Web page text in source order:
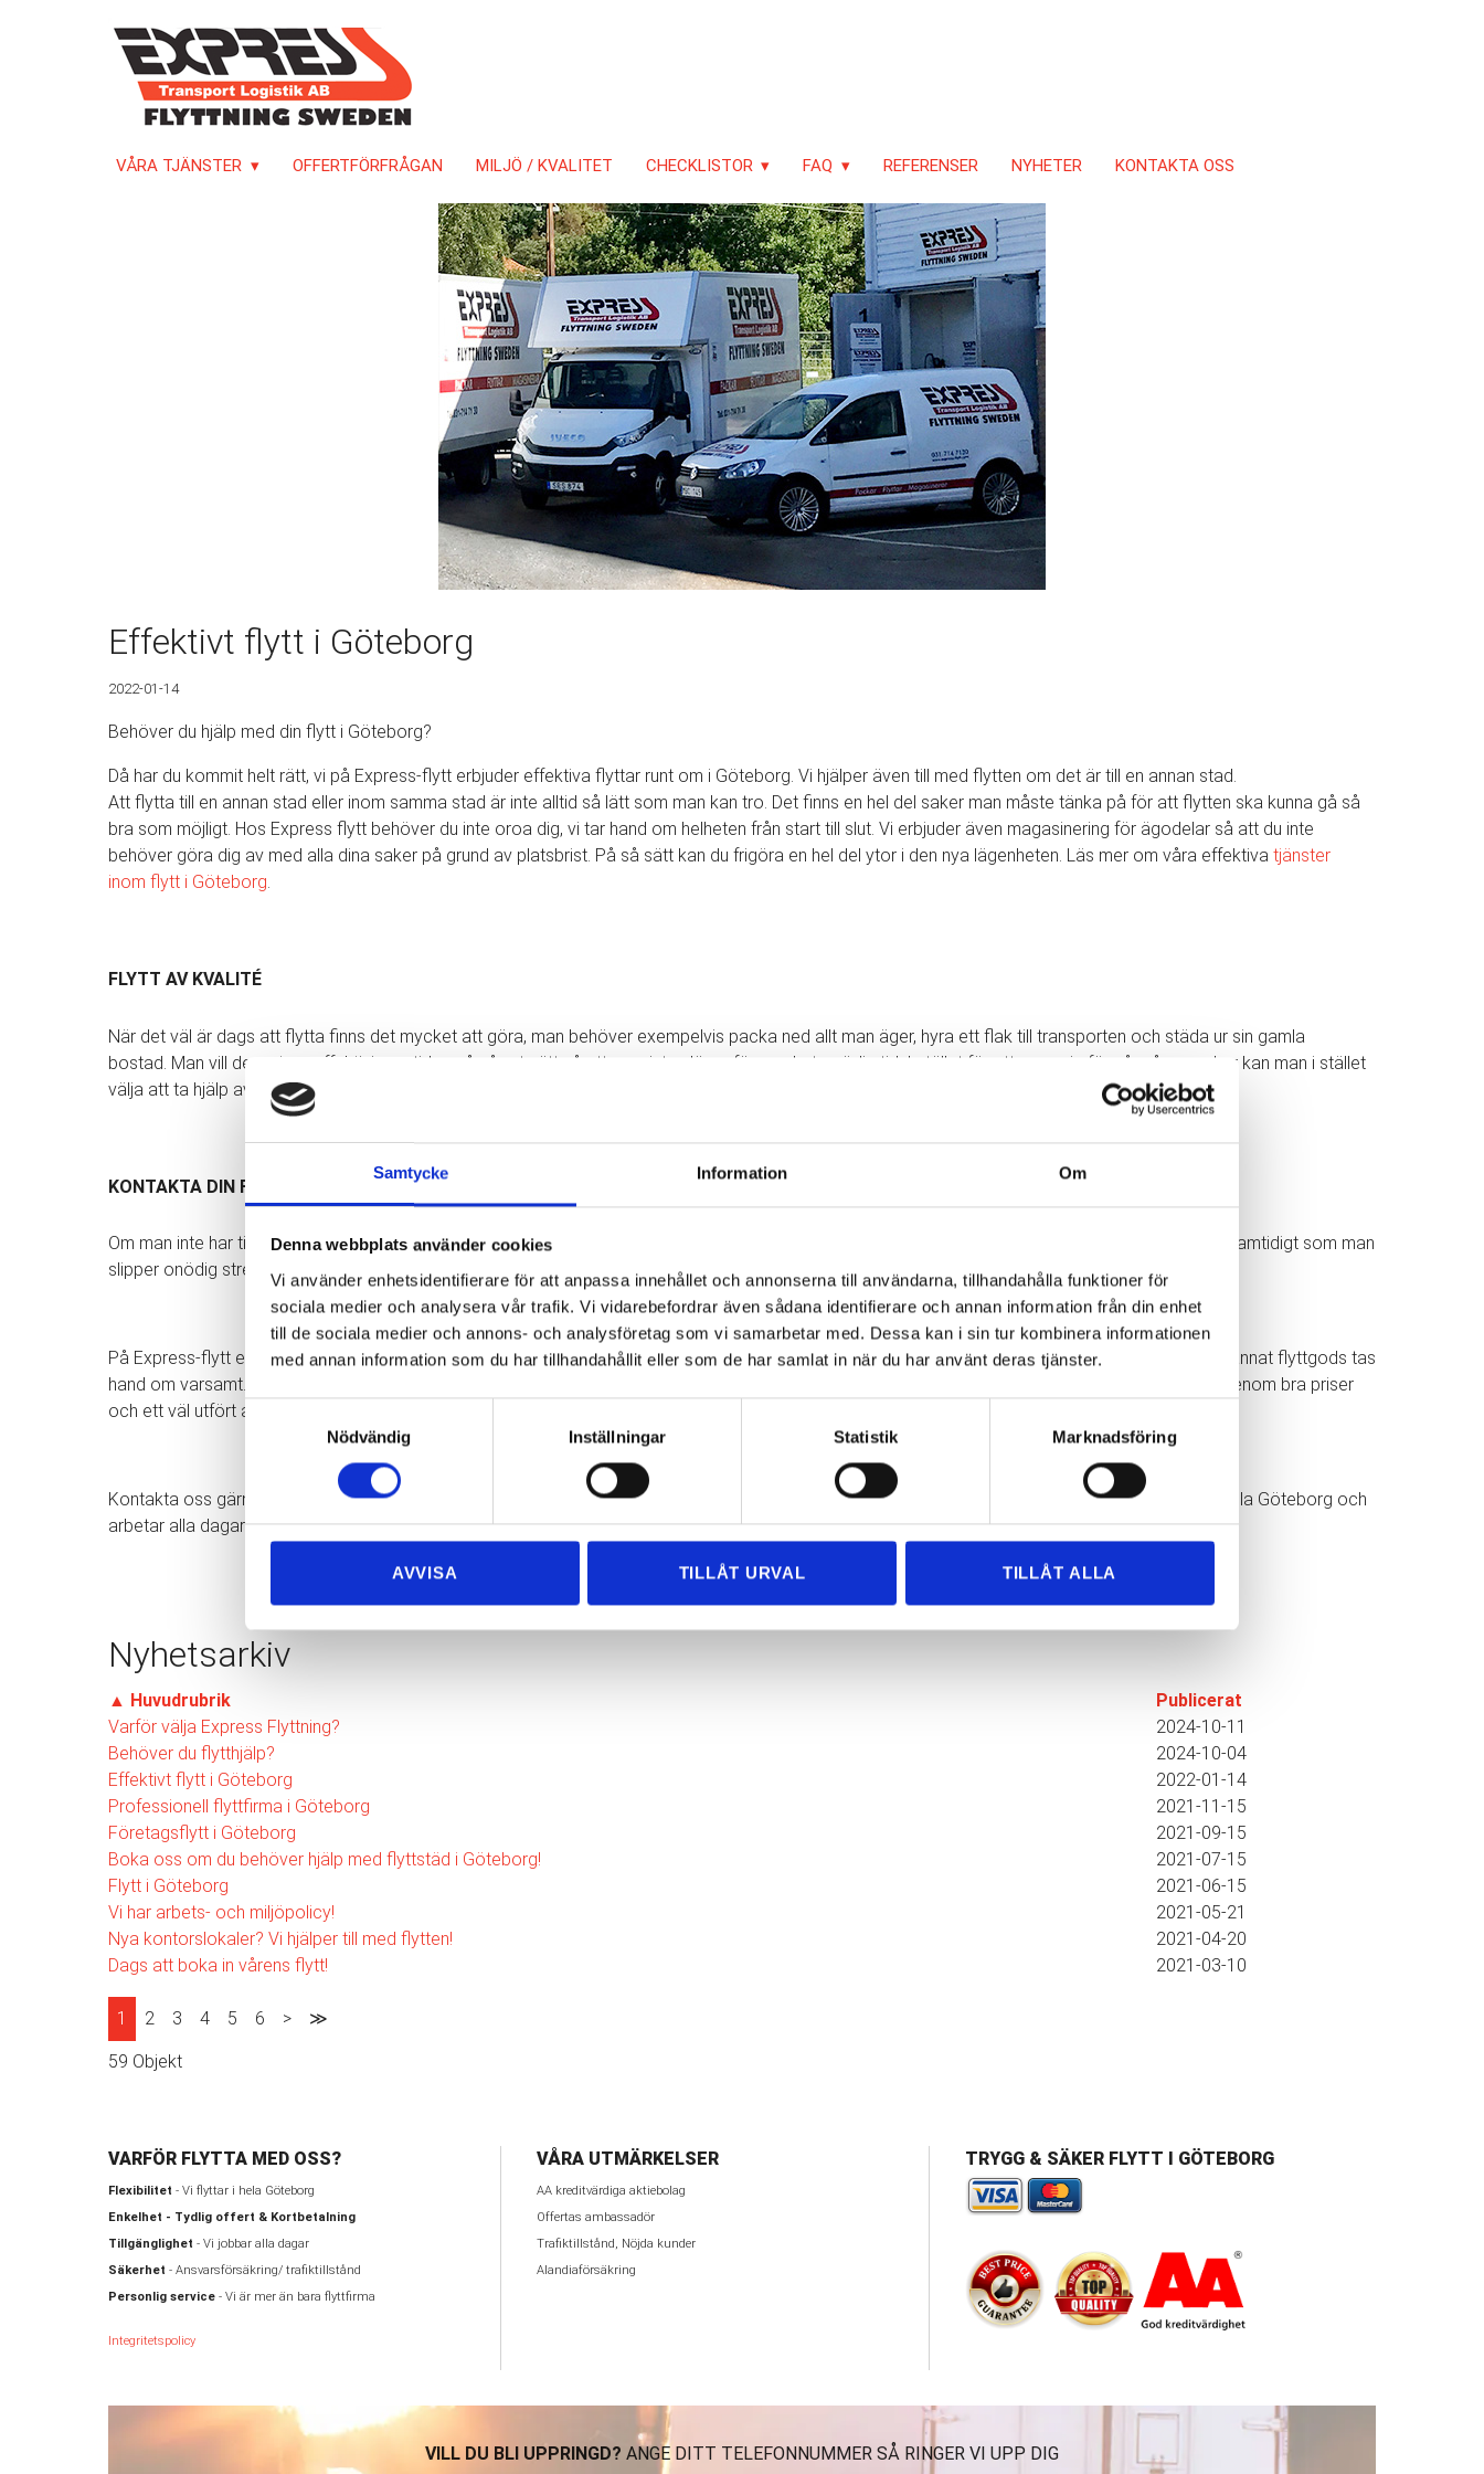
Samtycke Information Om
Denna webbplats använder cookies
Vi använder enhetsidentifierare för att anpassa innehållet och annonserna till användarna, tillhandahålla funktioner för
sociala medier och analysera vår trafik. Vi vidarebefordrar även sådana identifierare och annan information från din enhet
till de sociala medier och annons- och analysföretag som vi samarbetar med. Dessa kan i sin tur kombinera informationen
med annan information som du har tillhandahållit eller som de har samlat in när du har använt deras tjänster.
Samtyckesval
Nödvändig
Inställningar Statistik Marknadsföring
AVVISA TILLÅT URVAL TILLÅT ALLA
VÅRA TJÄNSTER OFFERTFÖRFRÅGAN MILJÖ / KVALITET CHECKLISTOR FAQ REFERENSER NYHETER KONTAKTA OSS
Effektivt flytt i Göteborg
2022-01-14
Behöver du hjälp med din flytt i Göteborg?
Då har du kommit helt rätt, vi på Express-flytt erbjuder effektiva flyttar runt om i Göteborg. Vi hjälper även till med flytten om det är till en annan stad.
Att flytta till en annan stad eller inom samma stad är inte alltid så lätt som man kan tro. Det finns en hel del saker man måste tänka på för att flytten ska kunna gå så
bra som möjligt. Hos Express flytt behöver du inte oroa dig, vi tar hand om helheten från start till slut. Vi erbjuder även magasinering för ägodelar så att du inte
behöver göra dig av med alla dina saker på grund av platsbrist. På så sätt kan du frigöra en hel del ytor i den nya lägenheten. Läs mer om våra effektiva tjänster
inom flytt i Göteborg.
FLYTT AV KVALITÉ
När det väl är dags att flytta finns det mycket att göra, man behöver exempelvis packa ned allt man äger, hyra ett flak till transporten och städa ur sin gamla
bostad. Man vill dessutom effektivisera tiden på något sätt så att man inte slösar för mycket onödig tid. I stället för att oroa sig för så många saker kan man i stället
välja att ta hjälp av professionella flyttarbetare för att sköta hela flytten.
KONTAKTA DIN FLYTTFIRMA I GÖTEBORG
Om man inte har tid att utföra flytten själv så är det mer gynnsamt att ta kontakt med en flyttfirma. Dels för att man får mer tid över till andra saker samtidigt som man
slipper onödig stress som vanligtvis förekommer vid en flytt.
På Express-flytt erbjuder vi även försäkring till alla våra kunder för att de ska kunna känna sig trygga och lugna att alla deras möbler, inredning och annat flyttgods tas
hand om varsamt. Vi på Express-flytt är en flyttfirma i Göteborg som gör det enkelt för dig att flytta. Vårt mål är alltid att sträva mot nöjda kunder genom bra priser
och ett väl utfört arbete.
Kontakta oss gärna om du har några frågor eller funderingar kring din flytt. Vi hjälper dig gärna och ser till att du får ett kostnadsförslag. Vi flyttar i hela Göteborg och
arbetar alla dagar i veckan.
Nyhetsarkiv
▲ Huvudrubrik
Publicerat
Varför välja Express Flyttning?
2024-10-11
Behöver du flytthjälp?
2024-10-04
Effektivt flytt i Göteborg
2022-01-14
Professionell flyttfirma i Göteborg
2021-11-15
Företagsflytt i Göteborg
2021-09-15
Boka oss om du behöver hjälp med flyttstäd i Göteborg!
2021-07-15
Flytt i Göteborg
2021-06-15
Vi har arbets- och miljöpolicy!
2021-05-21
Nya kontorslokaler? Vi hjälper till med flytten!
2021-04-20
Dags att boka in vårens flytt!
2021-03-10
1 2 3 4 5 6 > ≫
59 Objekt
VARFÖR FLYTTA MED OSS?
Flexibilitet - Vi flyttar i hela Göteborg
Enkelhet - Tydlig offert & Kortbetalning
Tillgänglighet - Vi jobbar alla dagar
Säkerhet - Ansvarsförsäkring/ trafiktillstånd
Personlig service- Vi är mer än bara flyttfirma
Integritetspolicy
VÅRA UTMÄRKELSER
AA kreditvärdiga aktiebolag
Offertas ambassadör
Trafiktillstånd, Nöjda kunder
Alandiaförsäkring
TRYGG & SÄKER FLYTT I GÖTEBORG
VILL DU BLI UPPRINGD? ANGE DITT TELEFONNUMMER SÅ RINGER VI UPP DIG